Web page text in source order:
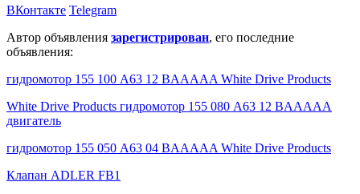
ВКонтакте Telegram
Автор объявления зарегистрирован, его последние
объявления:
гидромотор 155 100 A63 12 BAAAAA White Drive Products
White Drive Products гидромотор 155 080 A63 12 BAAAAA
двигатель
гидромотор 155 050 A63 04 BAAAAA White Drive Products
Клапан ADLER FB1